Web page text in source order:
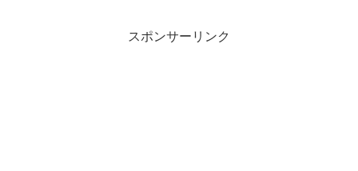
スポンサーリンク